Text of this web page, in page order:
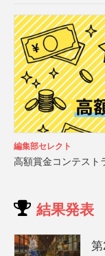
編集部セレクト
高額賞金コンテスト
結果発表